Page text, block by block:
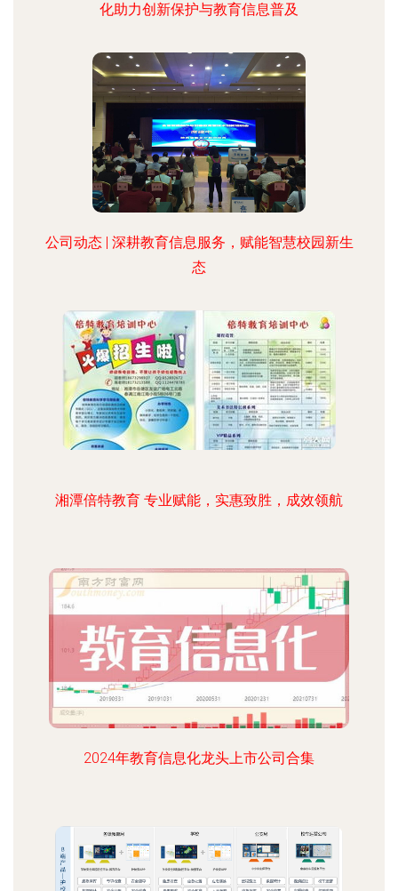
化助力创新保护与教育信息普及
公司动态 | 深耕教育信息服务，赋能智慧校园新生
态
湘潭倍特教育 专业赋能，实惠致胜，成效领航
2024年教育信息化龙头上市公司合集